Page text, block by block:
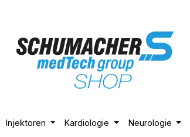
Injektoren Kardiologie Neurologie